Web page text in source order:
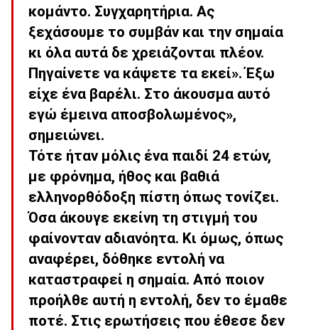
κομάντο. Συγχαρητήρια. Ας
ξεχάσουμε το συμβάν και την σημαία
κι όλα αυτά δε χρειάζονται πλέον.
Πηγαίνετε να κάψετε τα εκεί». Έξω
είχε ένα βαρέλι. Στο άκουσμα αυτό
εγώ έμεινα αποσβολωμένος»,
σημειώνει.
Τότε ήταν μόλις ένα παιδί 24 ετών,
με φρόνημα, ήθος και βαθιά
ελληνορθόδοξη πίστη όπως τονίζει.
Όσα άκουγε εκείνη τη στιγμή του
φαίνονταν αδιανόητα. Κι όμως, όπως
αναφέρει, δόθηκε εντολή να
καταστραφεί η σημαία. Από ποιον
προήλθε αυτή η εντολή, δεν το έμαθε
ποτέ. Στις ερωτήσεις που έθεσε δεν